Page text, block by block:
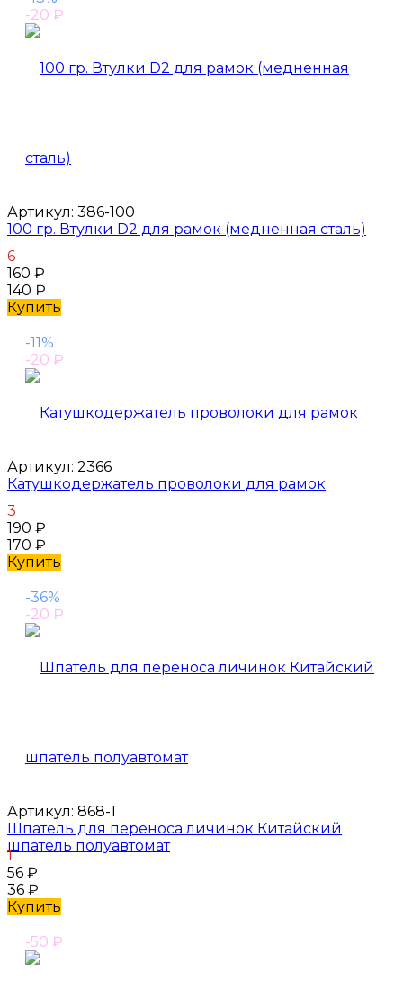
-20 ₽
Артикул: 386-100
100 гр. Втулки D2 для рамок (медненная сталь)
6
160 ₽
140 ₽
Купить
-11%
-20 ₽
Артикул: 2366
Катушкодержатель проволоки для рамок
3
190 ₽
170 ₽
Купить
-36%
-20 ₽
Артикул: 868-1
Шпатель для переноса личинок Китайский
шпатель полуавтомат
1
56 ₽
36 ₽
Купить
-50 ₽